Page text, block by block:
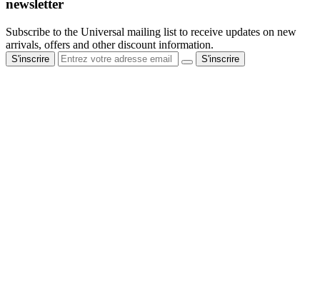
newsletter
Subscribe to the Universal mailing list to receive updates on new
arrivals, offers and other discount information.
S'inscrire S'inscrire